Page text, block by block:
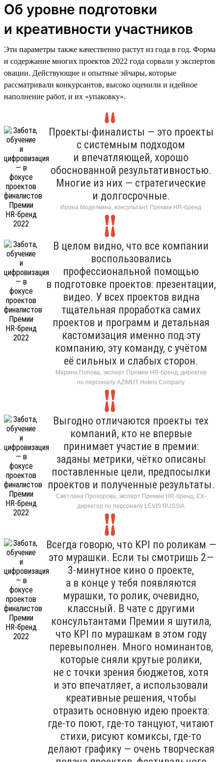
Об уровне подготовки
и креативности участников
Эти параметры также качественно растут из года в год. Форма
и содержание многих проектов 2022 года сорвали у экспертов
овации. Действующие и опытные эйчары, которые
рассматривали конкурсантов, высоко оценили и идейное
наполнение работ, и их «упаковку».
Проекты-финалисты — это проекты
с системным подходом
и впечатляющей, хорошо
обоснованной результативностью.
Многие из них — стратегические
и долгосрочные.
Ирина Моделкина, консультант Премии HR-бренд
В целом видно, что все компании
воспользовались
профессиональной помощью
в подготовке проектов: презентации,
видео. У всех проектов видна
тщательная проработка самих
проектов и программ и детальная
кастомизация именно под эту
компанию, эту команду, с учётом
её сильных и слабых сторон.
Марина Попова, эксперт Премии HR-бренд, директор
по персоналу AZIMUT Hotels Company
Выгодно отличаются проекты тех
компаний, кто не впервые
принимает участие в премии:
заданы метрики, чётко описаны
поставленные цели, предпосылки
проектов и полученные результаты.
Светлана Прохорова, эксперт Премии HR-бренд, EX-
директор по персоналу LEVIS RUSSIA
Всегда говорю, что KPI по роликам —
это мурашки. Если ты смотришь 2—
3-минутное кино о проекте,
а в конце у тебя появляются
мурашки, то ролик, очевидно,
классный. В чате с другими
консультантами Премии я шутила,
что KPI по мурашкам в этом году
перевыполнен. Много номинантов,
которые сняли крутые ролики,
не с точки зрения бюджетов, хотя
и это впечатляет, а использовали
креативные решения, чтобы
отразить основную идею проекта:
где-то поют, где-то танцуют, читают
стихи, рисуют комиксы, где-то
делают графику — очень творческая